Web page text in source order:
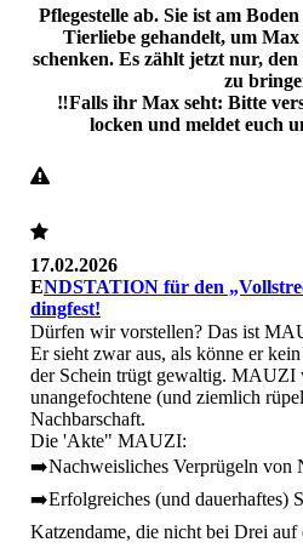
Pflegestelle ab. Sie ist am
Tierliebe gehandelt, um Max
schenken. Es zählt jetzt nur,
zu
‼️Falls ihr Max seht: Bitte
locken und meldet euch
17.02.2026
ENDSTATION für den
dingfest!
Dürfen wir vorstellen? Das ist
Er sieht zwar aus, als könne er
der Schein trügt gewaltig. MAUZI
unangefochtene (und ziemlich
Nachbarschaft.
​Die 'Akte" MAUZI:
➡️​Nachweisliches Verprügeln von
➡️​Erfolgreiches (und dauerhaftes)
Katzendame, die nicht bei Drei